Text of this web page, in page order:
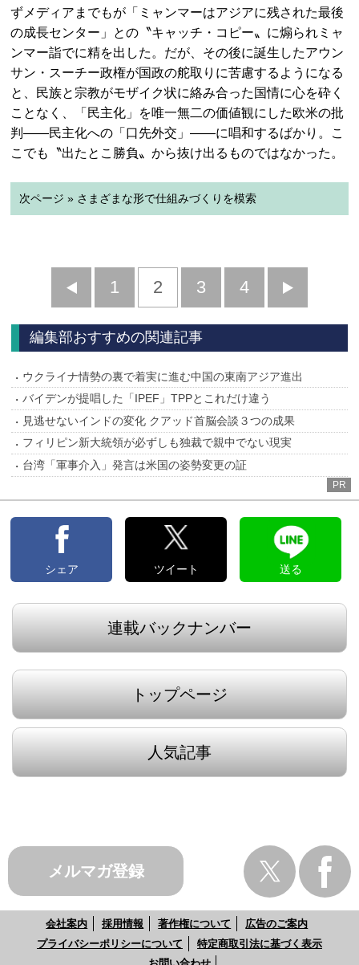
ずメディアまでもが「ミャンマーはアジアに残された最後
の成長センター」との〝キャッチ・コピー〟に煽られミャ
ンマー詣でに精を出した。だが、その後に誕生したアウン
サン・スーチー政権が国政の舵取りに苦慮するようになる
と、民族と宗教がモザイク状に絡み合った国情に心を砕く
ことなく、「民主化」を唯一無二の価値観にした欧米の批
判――民主化への「口先外交」――に唱和するばかり。こ
こでも〝出たとこ勝負〟から抜け出るものではなかった。
次ページ » さまざまな形で仕組みづくりを模索
前
へ
1 2 3 4
へ
編集部おすすめの関連記事
ウクライナ情勢の裏で着実に進む中国の東南アジア進出
バイデンが提唱した「IPEF」TPPとこれだけ違う
見逃せないインドの変化 クアッド首脳会談３つの成果
フィリピン新大統領が必ずしも独裁で親中でない現実
台湾「軍事介入」発言は米国の姿勢変更の証
PR
シェア ツイート 送る
連載バックナンバー
トップページ
人気記事
メルマガ登録
会社案内 採用情報 著作権について
広告のご案内
プライバシーポリシーについて
特定商取引法に基づく表示